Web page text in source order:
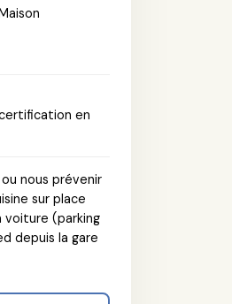
en
nous prévenir
sur place
voiture (parking
depuis la gare